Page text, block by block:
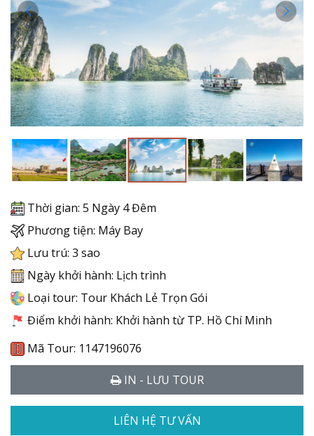
Thời gian: 5 Ngày 4 Đêm
Phương tiện: Máy Bay
Lưu trú: 3 sao
Ngày khởi hành: Lịch trình
Loại tour: Tour Khách Lẻ Trọn Gói
Điểm khởi hành: Khởi hành từ TP. Hồ Chí Minh
Mã Tour: 1147196076
IN - LƯU TOUR
LIÊN HỆ TƯ VẤN